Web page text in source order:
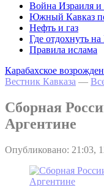
Война Израиля
Южный Кавказ
Нефть и газ
Где отдохнуть на
Правила ислама
Карабахское
Вестник Кавказа —
Сборная
Аргентине
Опубликовано: 21:03,